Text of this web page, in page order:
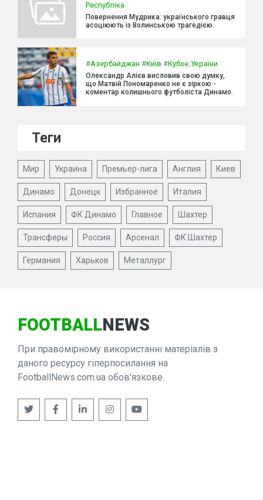
Республіка
Повернення Мудрика: українського гравця
асоціюють із Волинською трагедією.
#Азербайджан #Київ #Кубок України
Олександр Алієв висловив свою думку,
що Матвій Пономаренко не є зіркою -
коментар колишнього футболіста Динамо.
Теги
Мир Украина Премьер-лига Англия Киев
Динамо Донецк Избранное Италия
Испания ФК Динамо Главное Шахтер
Трансферы Россия Арсенал ФК Шахтер
Германия Харьков Металлург
FOOTBALLNEWS
При правомірному використанні матеріалів з
даного ресурсу гіперпосилання на
FootballNews.com.ua обов'язкове.